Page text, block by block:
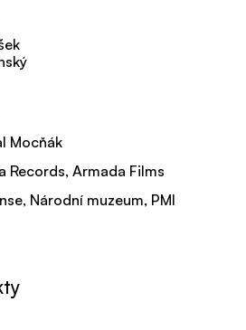
Mocňák
Records, Armada Films
Národní muzeum, PMI